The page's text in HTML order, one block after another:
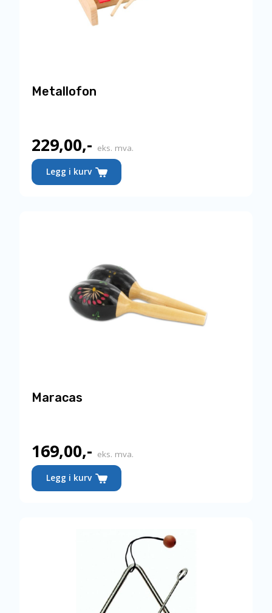
Metallofon
229,00,- eks. mva.
Legg i kurv
Maracas
169,00,- eks. mva.
Legg i kurv